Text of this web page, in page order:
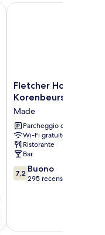
Fletcher
Hotel-
De
Korenbeurs
Made
Fletcher Hotel-
Korenbeurs
Made
Parcheggio disponibile
Wi-Fi gratuito
Ristorante
Bar
7.2
su
7,2 Buono
295 recensioni
Fletcher Hotel-